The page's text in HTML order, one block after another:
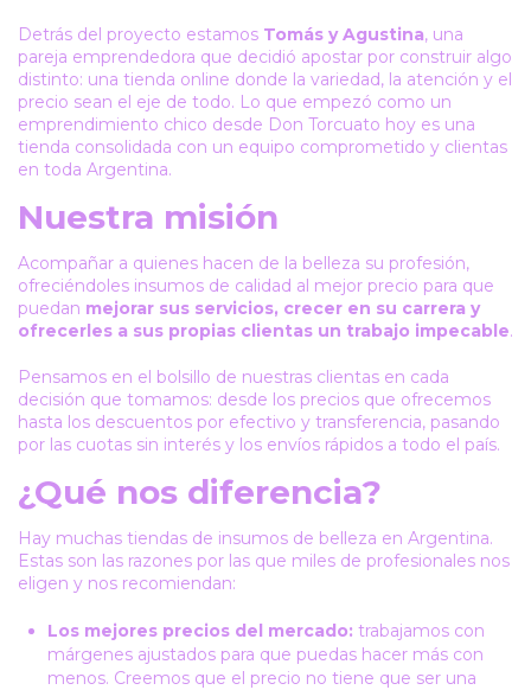
Detrás del proyecto estamos Tomás y Agustina, una
pareja emprendedora que decidió apostar por construir algo
distinto: una tienda online donde la variedad, la atención y el
precio sean el eje de todo. Lo que empezó como un
emprendimiento chico desde Don Torcuato hoy es una
tienda consolidada con un equipo comprometido y clientas
en toda Argentina.
Nuestra misión
Acompañar a quienes hacen de la belleza su profesión,
ofreciéndoles insumos de calidad al mejor precio para que
puedan mejorar sus servicios, crecer en su carrera y
ofrecerles a sus propias clientas un trabajo impecable.
Pensamos en el bolsillo de nuestras clientas en cada
decisión que tomamos: desde los precios que ofrecemos
hasta los descuentos por efectivo y transferencia, pasando
por las cuotas sin interés y los envíos rápidos a todo el país.
¿Qué nos diferencia?
Hay muchas tiendas de insumos de belleza en Argentina.
Estas son las razones por las que miles de profesionales nos
eligen y nos recomiendan:
Los mejores precios del mercado: trabajamos con
márgenes ajustados para que puedas hacer más con
menos. Creemos que el precio no tiene que ser una